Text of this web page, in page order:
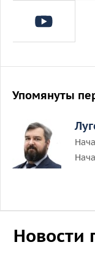
Упомянуты
Новости